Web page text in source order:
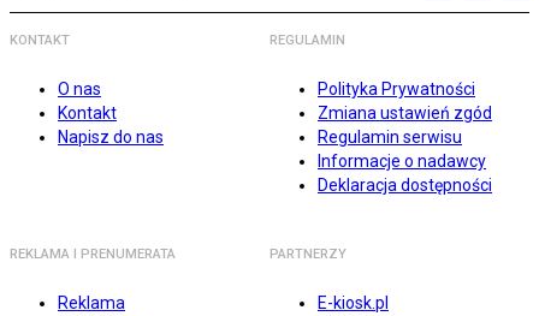
KONTAKT
O nas
Kontakt
Napisz do nas
REGULAMIN
Polityka Prywatności
Zmiana ustawień zgód
Regulamin serwisu
Informacje o nadawcy
Deklaracja dostępności
REKLAMA I PRENUMERATA
Reklama
PARTNERZY
E-kiosk.pl